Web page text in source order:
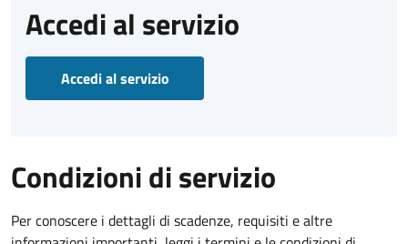
Accedi al servizio
Accedi al servizio
Condizioni di servizio
Per conoscere i dettagli di scadenze, requisiti e altre